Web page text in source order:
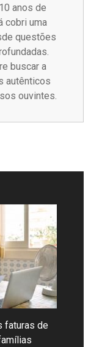
anos de
cobri uma
questões
buscar a
autênticos
ouvintes.
faturas de